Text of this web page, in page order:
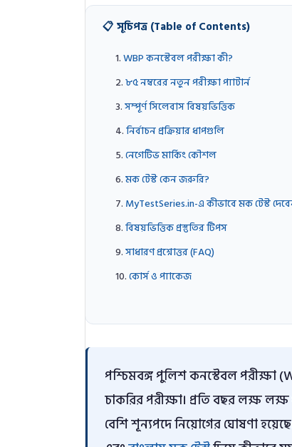
📋 সূচিপত্র (Table of Contents)
WBP কনস্টেবল পরীক্ষা কী?
৮৫ নম্বরের নতুন পরীক্ষা প্যাটার্ন
সম্পূর্ণ সিলেবাস বিষয়ভিত্তিক
নির্বাচন প্রক্রিয়ার ধাপগুলি
নেগেটিভ মার্কিং কৌশল
মক টেস্ট কেন জরুরি?
MyTestSeries.in-এ কীভাবে মক টেস্ট
বিষয়ভিত্তিক প্রস্তুতির টিপস
সাধারণ প্রশ্নোত্তর (FAQ)
কোর্স ও প্যাকেজ
পশ্চিমবঙ্গ পুলিশ কনস্টেবল পরীক্ষা
চাকরির পরীক্ষা। প্রতি বছর লক্ষ
বেশি শূন্যপদে নিয়োগের ঘোষণা